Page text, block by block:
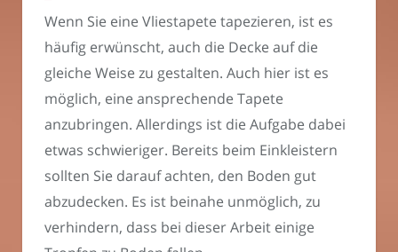
Wenn Sie eine Vliestapete tapezieren, ist es
häufig erwünscht, auch die Decke auf die
gleiche Weise zu gestalten. Auch hier ist es
möglich, eine ansprechende Tapete
anzubringen. Allerdings ist die Aufgabe dabei
etwas schwieriger. Bereits beim Einkleistern
sollten Sie darauf achten, den Boden gut
abzudecken. Es ist beinahe unmöglich, zu
verhindern, dass bei dieser Arbeit einige